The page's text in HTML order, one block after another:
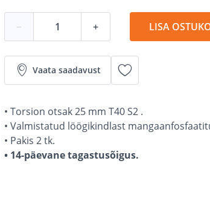
− + LISA
Vaata saadavust
• Torsion otsak 25 mm T40 S2 .
• Valmistatud löögikindlast
• Pakis 2 tk.
• 14-päevane tagastusõigus.